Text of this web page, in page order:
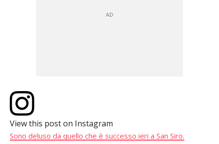
View this post on Instagram
Sono deluso da quello che è successo ieri a San Siro.